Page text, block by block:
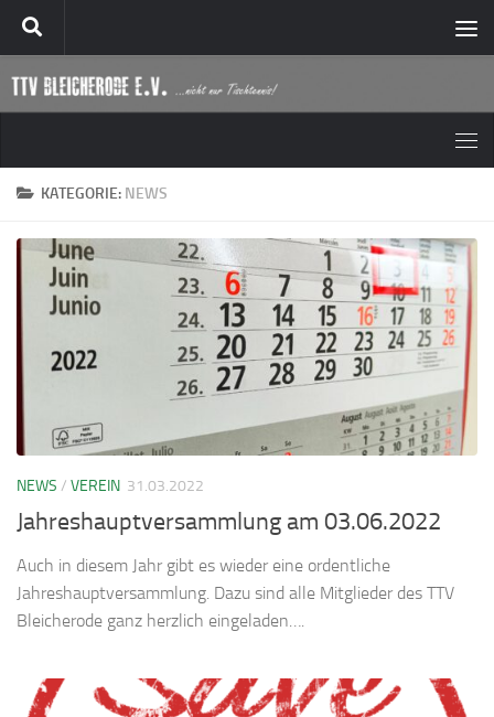
Zum Inhalt springen
KATEGORIE: NEWS
NEWS / VEREIN 31.03.2022
Jahreshauptversammlung am 03.06.2022
Auch in diesem Jahr gibt es wieder eine ordentliche
Jahreshauptversammlung. Dazu sind alle Mitglieder des TTV
Bleicherode ganz herzlich eingeladen….